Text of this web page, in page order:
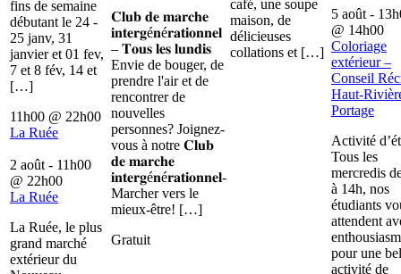
fins de semaine
débutant le 24 -
25 janv, 31
janvier et 01 fev,
7 et 8 fév, 14 et
[…]
11h00 @ 22h00
La Ruée
2 août - 11h00
@ 22h00
La Ruée
La Ruée, le plus
grand marché
extérieur du
𝐂𝐥𝐮𝐛 𝐝𝐞 𝐦𝐚𝐫𝐜𝐡𝐞
𝐢𝐧𝐭𝐞𝐫𝐠é𝐧é𝐫𝐚𝐭𝐢𝐨𝐧𝐧𝐞𝐥
– 𝐓𝐨𝐮𝐬 𝐥𝐞𝐬 𝐥𝐮𝐧𝐝𝐢𝐬
Envie de bouger, de
prendre l'air et de
rencontrer de
nouvelles
personnes? Joignez-
vous à notre 𝐂𝐥𝐮𝐛
𝐝𝐞 𝐦𝐚𝐫𝐜𝐡𝐞
𝐢𝐧𝐭𝐞𝐫𝐠é𝐧é𝐫𝐚𝐭𝐢𝐨𝐧𝐧𝐞𝐥-
Marcher vers le
mieux-être! […]
Gratuit
café, une soupe
maison, de
délicieuses
collations et […]
5 août -
@ 14h00
Coloriage
extérieur –
Conseil
Haut-
Portage
Activité
Tous les
mercredis
à 14h, nos
étudiants
attendent
pour une
activité de